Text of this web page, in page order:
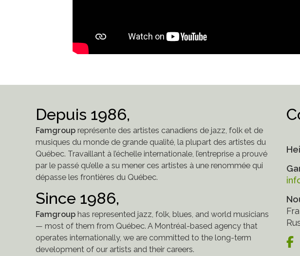
Depuis 1986,
Famgroup représente des artistes canadiens de jazz, folk et de
musiques du monde de grande qualité, la plupart des artistes du
Québec. Travaillant à l’échelle internationale, l’entreprise a prouvé
par le passé qu’elle a su mener ces artistes à une renommée qui
dépasse les frontières du Québec.
Since 1986,
Famgrouphas represented jazz, folk, blues, and world musicians
— most of them from Québec. A Montréal-based agency that
operates internationally, we are committed to the long-term
development of our artists and their careers.